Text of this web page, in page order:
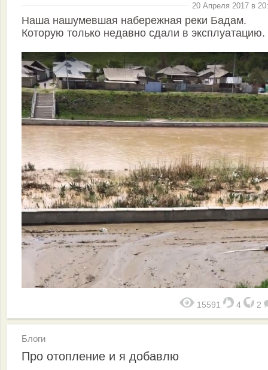
20 Апреля 2017 в
Наша нашумевшая набережная реки Бадам.
Которую только недавно сдали в эксплуатацию.
15591 4 2
Блоги
Про отопление и я добавлю